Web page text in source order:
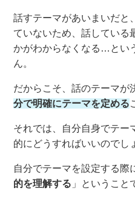
話すテーマがあいまいだと、
ていないため、話している
かがわからなく なる …とい
ん。
だからこそ、話のテーマが
分で明確にテーマを定める
それでは、自分自身でテー
的にどうすればいいのでし
自分でテーマを設定する際
的を理解する 」ということ